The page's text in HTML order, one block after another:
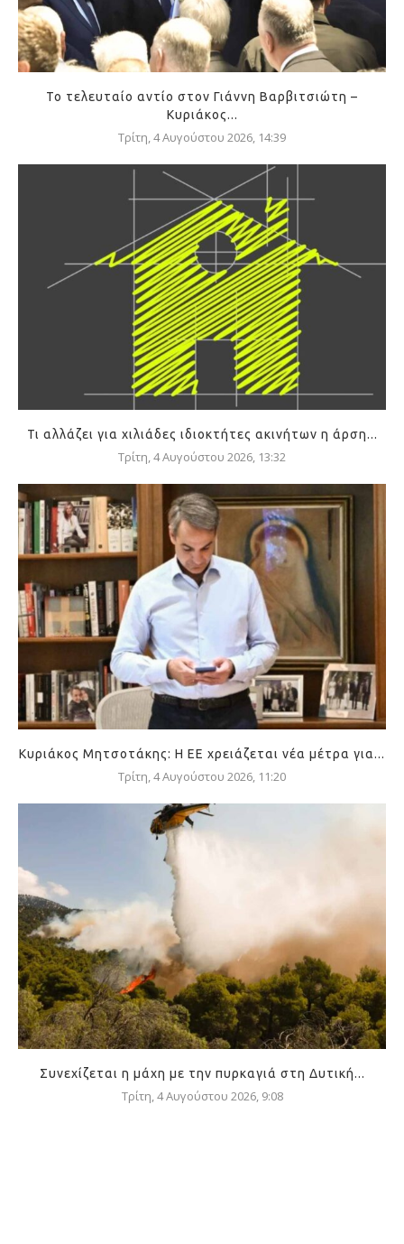
Το τελευταίο αντίο στον Γιάννη Βαρβιτσιώτη –
Κυριάκος...
Τρίτη, 4 Αυγούστου 2026, 14:39
Τι αλλάζει για χιλιάδες ιδιοκτήτες ακινήτων η άρση...
Τρίτη, 4 Αυγούστου 2026, 13:32
Κυριάκος Μητσοτάκης: Η ΕΕ χρειάζεται νέα μέτρα για...
Τρίτη, 4 Αυγούστου 2026, 11:20
Συνεχίζεται η μάχη με την πυρκαγιά στη Δυτική...
Τρίτη, 4 Αυγούστου 2026, 9:08